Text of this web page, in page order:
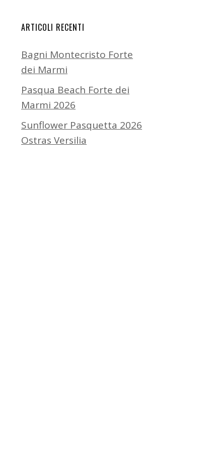
ARTICOLI RECENTI
Bagni Montecristo Forte
dei Marmi
Pasqua Beach Forte dei
Marmi 2026
Sunflower Pasquetta 2026
Ostras Versilia